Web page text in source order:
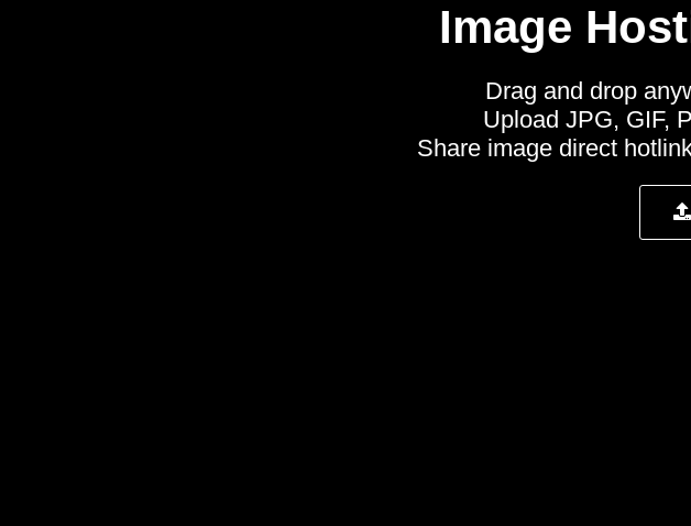
Image
Drag and drop
Upload JPG, GIF,
Share image direct